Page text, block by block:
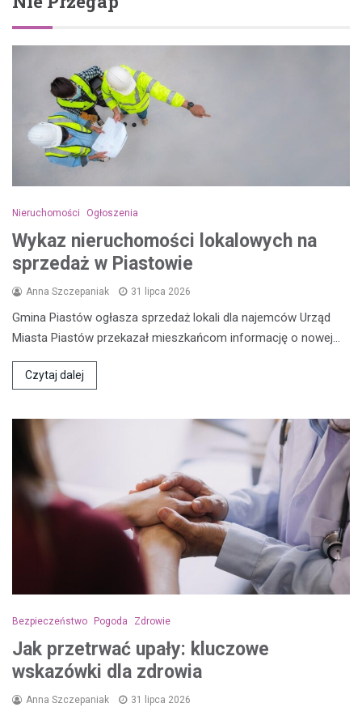
Nieruchomości Ogłoszenia
Wykaz nieruchomości lokalowych na
sprzedaż w Piastowie
Anna Szczepaniak 31 lipca 2026
Gmina Piastów ogłasza sprzedaż lokali dla najemców Urząd
Miasta Piastów przekazał mieszkańcom informację o nowej…
Czytaj dalej
Bezpieczeństwo Pogoda Zdrowie
Jak przetrwać upały: kluczowe
wskazówki dla zdrowia
Anna Szczepaniak 31 lipca 2026